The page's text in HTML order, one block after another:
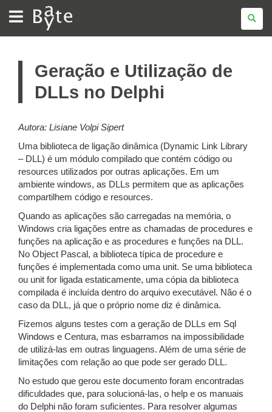
BATE
BYTE
Geração e Utilização de
DLLs no Delphi
Autora: Lisiane Volpi Sipert
Uma biblioteca de ligação dinâmica (Dynamic Link Library
– DLL) é um módulo compilado que contém código ou
resources utilizados por outras aplicações. Em um
ambiente windows, as DLLs permitem que as aplicações
compartilhem código e resources.
Quando as aplicações são carregadas na memória, o
Windows cria ligações entre as chamadas de procedures e
funções na aplicação e as procedures e funções na DLL.
No Object Pascal, a biblioteca típica de procedure e
funções é implementada como uma unit. Se uma biblioteca
ou unit for ligada estaticamente, uma cópia da biblioteca
compilada é incluída dentro do arquivo executável. Não é o
caso da DLL, já que o próprio nome diz é dinâmica.
Fizemos alguns testes com a geração de DLLs em Sql
Windows e Centura, mas esbarramos na impossibilidade
de utilizá-las em outras linguagens. Além de uma série de
limitações com relação ao que pode ser gerado DLL.
No estudo que gerou este documento foram encontradas
dificuldades que, para solucioná-las, o help e os manuais
do Delphi não foram suficientes. Para resolver algumas